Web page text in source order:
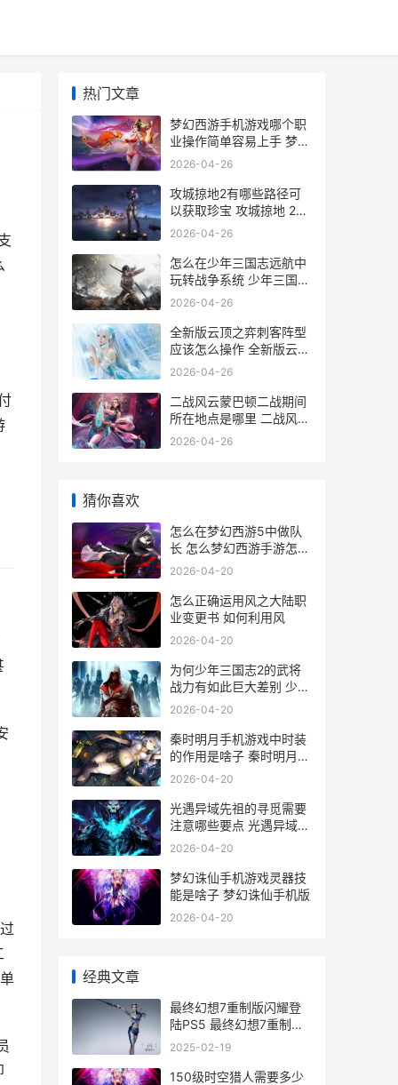
热门文章
梦幻西游手机游戏哪个职
业操作简单容易上手 梦幻
西游手机游苹果
2026-04-26
攻城掠地2有哪些路径可
以获取珍宝 攻城掠地 225
229
2026-04-26
怎么在少年三国志远航中
玩转战争系统 少年三国游
戏
2026-04-26
全新版云顶之弈刺客阵型
应该怎么操作 全新版云顶
之弈阵容推荐
2026-04-26
二战风云蒙巴顿二战期间
所在地点是哪里 二战风云
人物巴顿
2026-04-26
猜你喜欢
怎么在梦幻西游5中做队
长 怎么梦幻西游手游怎么
没角色了
2026-04-20
怎么正确运用风之大陆职
业变更书 如何利用风
2026-04-20
为何少年三国志2的武将
战力有如此巨大差别 少年
三国志越来越没意思了
2026-04-20
秦时明月手机游戏中时装
的作用是啥子 秦时明月手
游下载安卓版下载
2026-04-20
光遇异域先祖的寻觅需要
注意哪些要点 光遇异域先
祖斗篷价格
2026-04-20
梦幻诛仙手机游戏灵器技
能是啥子 梦幻诛仙手机版
2026-04-20
经典文章
最终幻想7重制版闪耀登
陆PS5 最终幻想7重制版
第二部
2025-02-19
150级时空猎人需要多少